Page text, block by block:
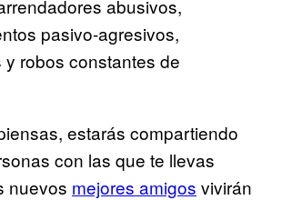
abusivos,
pasivo-agresivos,
robos constantes de
estarás compartiendo
con las que te llevas
nuevos mejores amigos vivirán